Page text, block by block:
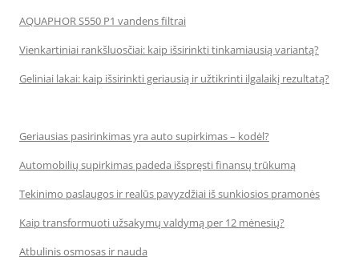
AQUAPHOR S550 P1 vandens filtrai
Vienkartiniai rankšluosčiai: kaip išsirinkti tinkamiausią variantą?
Geliniai lakai: kaip išsirinkti geriausią ir užtikrinti ilgalaikį rezultatą?
Geriausias pasirinkimas yra auto supirkimas – kodėl?
Automobilių supirkimas padeda išspręsti finansų trūkumą
Tekinimo paslaugos ir realūs pavyzdžiai iš sunkiosios pramonės
Kaip transformuoti užsakymų valdymą per 12 mėnesių?
Atbulinis osmosas ir nauda